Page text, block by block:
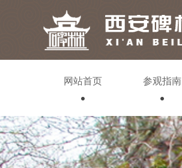
网站首页 参观指南